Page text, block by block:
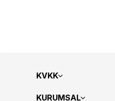
KVKK
KURUMSAL